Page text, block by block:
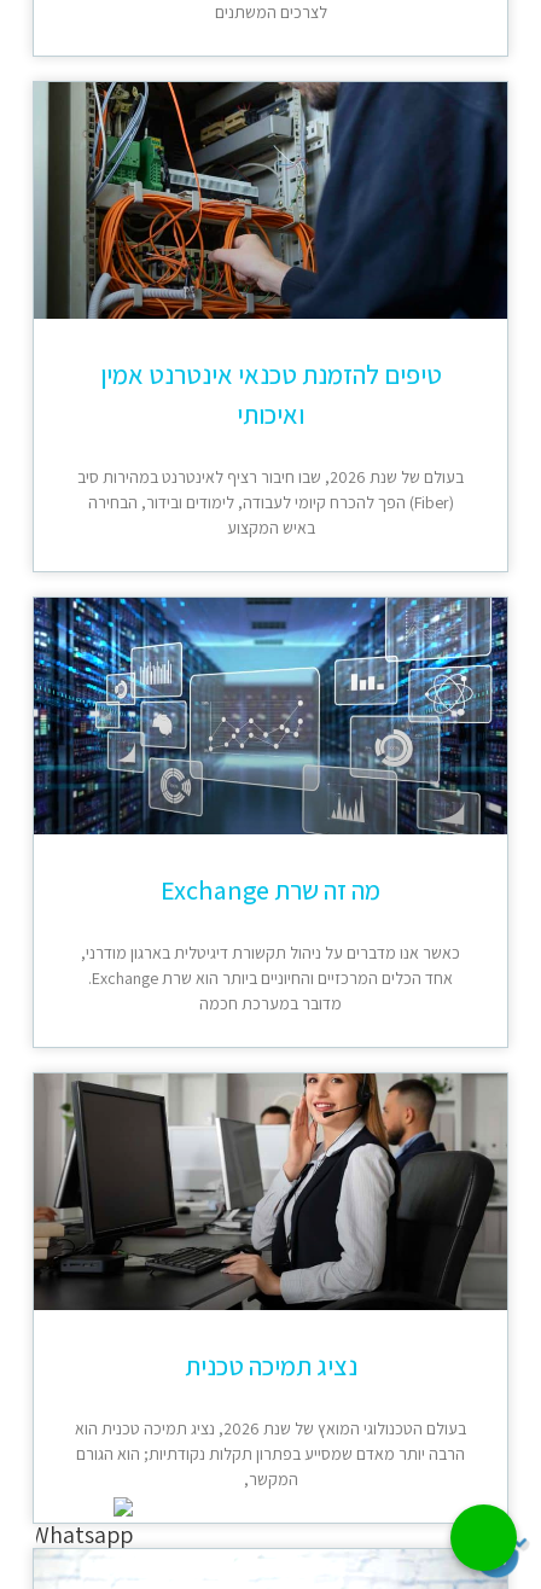
לצרכים המשתנים
טיפים להזמנת טכנאי אינטרנט אמין
ואיכותי
בעולם של שנת 2026, שבו חיבור רציף לאינטרנט במהירות סיב
(Fiber) הפך להכרח קיומי לעבודה, לימודים ובידור, הבחירה
באיש המקצוע
מה זה שרת Exchange
כאשר אנו מדברים על ניהול תקשורת דיגיטלית בארגון מודרני,
אחד הכלים המרכזיים והחיוניים ביותר הוא שרת Exchange.
מדובר במערכת חכמה
נציג תמיכה טכנית
בעולם הטכנולוגי המואץ של שנת 2026, נציג תמיכה טכנית הוא
הרבה יותר מאדם שמסייע בפתרון תקלות נקודתיות; הוא הגורם
המקשר,